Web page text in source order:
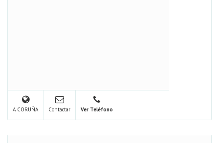
A CORUÑA Contactar Ver Teléfono